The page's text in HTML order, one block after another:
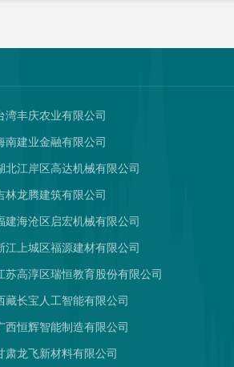
湾丰庆农业有限公司
南建业金融有限公司
北江岸区高达机械有限公司
林龙腾建筑有限公司
建海沧区启宏机械有限公司
江上城区福源建材有限公司
苏高淳区瑞恒教育股份有限公司
藏长宝人工智能有限公司
西恒辉智能制造有限公司
肃龙飞新材料有限公司